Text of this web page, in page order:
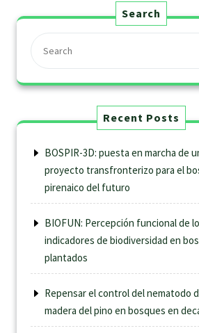
Search
Recent Posts
BOSPIR-3D: puesta en marcha de
proyecto transfronterizo para el
pirenaico del futuro
BIOFUN: Percepción funcional de
indicadores de biodiversidad en
plantados
Repensar el control del nematodo
madera del pino en bosques en